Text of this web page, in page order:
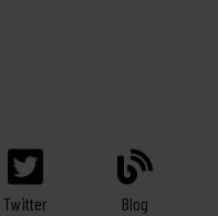
Twitter Blog